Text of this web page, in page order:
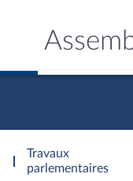
Travaux
parlementaires